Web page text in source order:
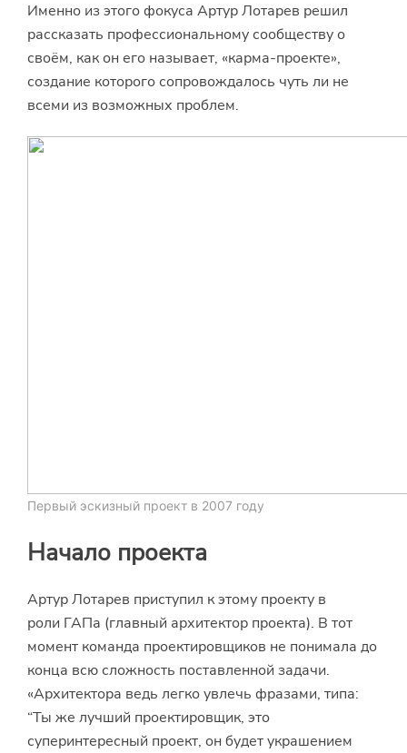
Именно из этого фокуса Артур Лотарев решил
рассказать профессиональному сообществу о
своём, как он его называет, «карма-проекте»,
создание которого сопровождалось чуть ли не
всеми из возможных проблем.
Первый эскизный проект в 2007 году
Начало проекта
Артур Лотарев приступил к этому проекту в
роли ГАПа (главный архитектор проекта). В тот
момент команда проектировщиков не понимала до
конца всю сложность поставленной задачи.
«Архитектора ведь легко увлечь фразами, типа:
“Ты же лучший проектировщик, это
суперинтересный проект, он будет украшением